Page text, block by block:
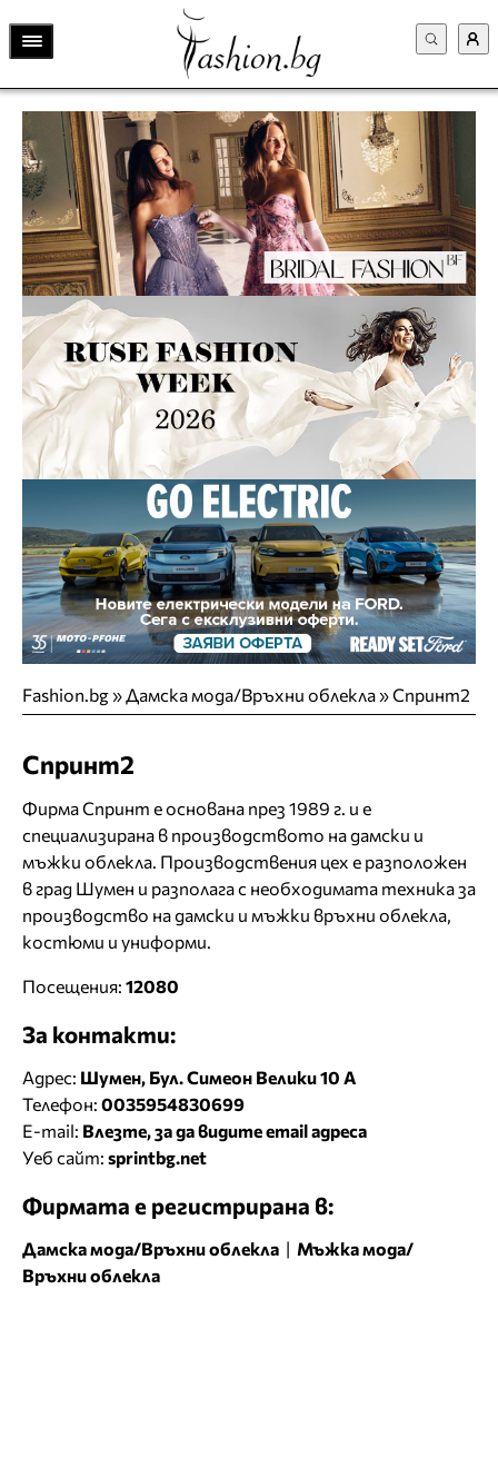
Fashion.bg»Дамска мода/Връхни облекла»Спринт2
Спринт2
Фирма Спринт е основана през 1989 г. и е
специализирана в производството на дамски и
мъжки облекла. Производствения цех е разположен
в град Шумен и разполага с необходимата техника за
производство на дамски и мъжки връхни облекла,
костюми и униформи.
Посещения: 12080
За контакти:
Адрес: Шумен, Бул. Симеон Велики 10 А
Телефон: 0035954830699
E-mail: Влезте, за да видите email адреса
Уеб сайт: sprintbg.net
Фирмата е регистрирана в:
Дамска мода/Връхни облекла | Мъжка мода/
Връхни облекла